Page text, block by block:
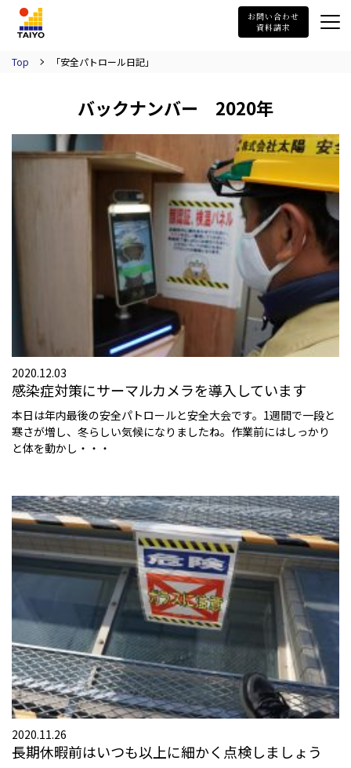
お問い合わせ
資料請求
Top 「安全パトロール日記」
バックナンバー 2020年
2020.12.03
感染症対策にサーマルカメラを導入しています
本日は年内最後の安全パトロールと安全大会です。1週間で一段と
寒さが増し、冬らしい気候になりましたね。作業前にはしっかり
と体を動かし・・・
2020.11.26
長期休暇前はいつも以上に細かく点検しましょう